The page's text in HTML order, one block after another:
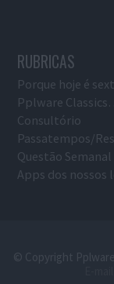
RUBRICAS
Porque hoje é
Pplware
Consultório
Passatempos/
Questão Semanal
Apps dos nossos
© Copyright